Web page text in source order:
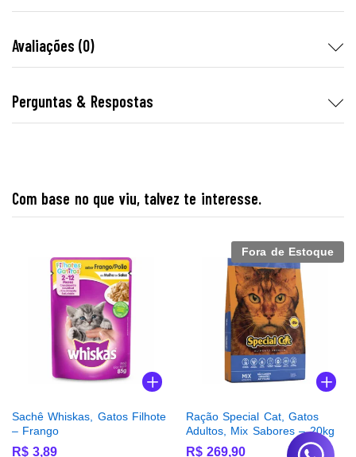
Avaliações (0)
Perguntas & Respostas
Com base no que viu, talvez te interesse.
Sachê Whiskas, Gatos Filhote
– Frango
R$ 3,89
Fora de Estoque
Ração Special Cat, Gatos
Adultos, Mix Sabores – 20kg
R$ 269,90